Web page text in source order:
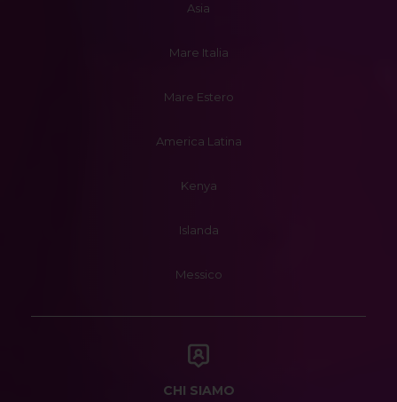
Asia
Mare Italia
Mare Estero
America Latina
Kenya
Islanda
Messico
CHI SIAMO